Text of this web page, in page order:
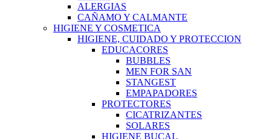
ALERGIAS
CAÑAMO Y CALMANTE
HIGIENE Y COSMETICA
HIGIENE, CUIDADO Y PROTECCION
EDUCACORES
BUBBLES
MEN FOR SAN
STANGEST
EMPAPADORES
PROTECTORES
CICATRIZANTES
SOLARES
HIGIENE BUCAL